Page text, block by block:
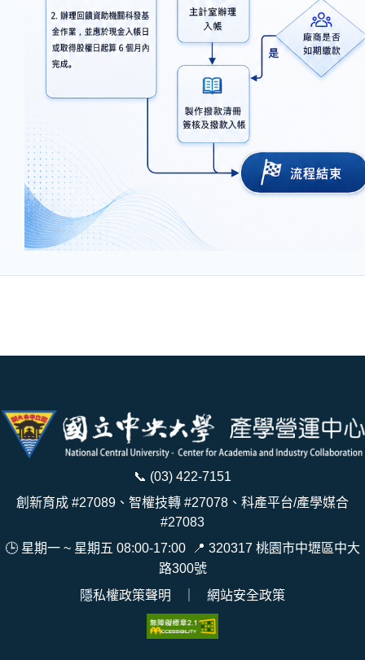
📞 (03) 422-7151
創新育成 #27089、智權技轉 #27078、科產平台/產學媒合
#27083
🕒 星期一 ~ 星期五 08:00-17:00
📍 320317 桃園市中壢區中大
路300號
隱私權政策聲明
網站安全政策